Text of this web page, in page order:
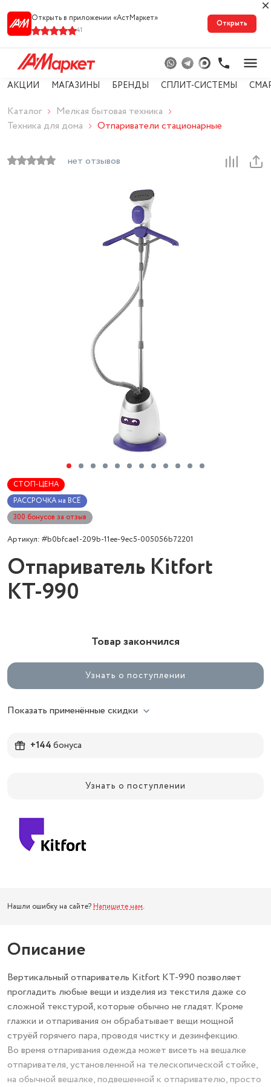
Открыть в приложении «АстМарке‪т‬»
41
Открыть
АКЦИИ МАГАЗИНЫ БРЕНДЫ СПЛИТ-СИСТЕМЫ
Каталог
Мелкая бытовая техника
Техника для дома
Отпариватели стационарные
нет отзывов
СТОП-ЦЕНА
РАССРОЧКА на ВСЁ
300 бонусов за отзыв
Артикул: #b0bfcae1-209b-11ee-9ec5-005056b72201
Отпариватель Kitfort
КТ-990
Товар закончился
Узнать о поступлении
Показать применённые скидки
+144бонуса
Узнать о поступлении
Нашли ошибку на сайте? Напишите нам.
Описание
Вертикальный отпариватель Kitfort КТ-990 позволяет
прогладить любые вещи и изделия из текстиля даже со
сложной текстурой, которые обычно не гладят. Кроме
глажки и отпаривания он обрабатывает вещи мощной
струёй горячего пара, проводя чистку и дезинфекцию.
Во время отпаривания одежда может висеть на вешалке
отпаривателя, установленной на телескопической стойке,
на обычной вешалке, подвешенной к отпаривателю, просто